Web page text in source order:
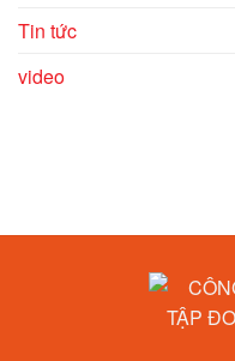
Tin tức
video